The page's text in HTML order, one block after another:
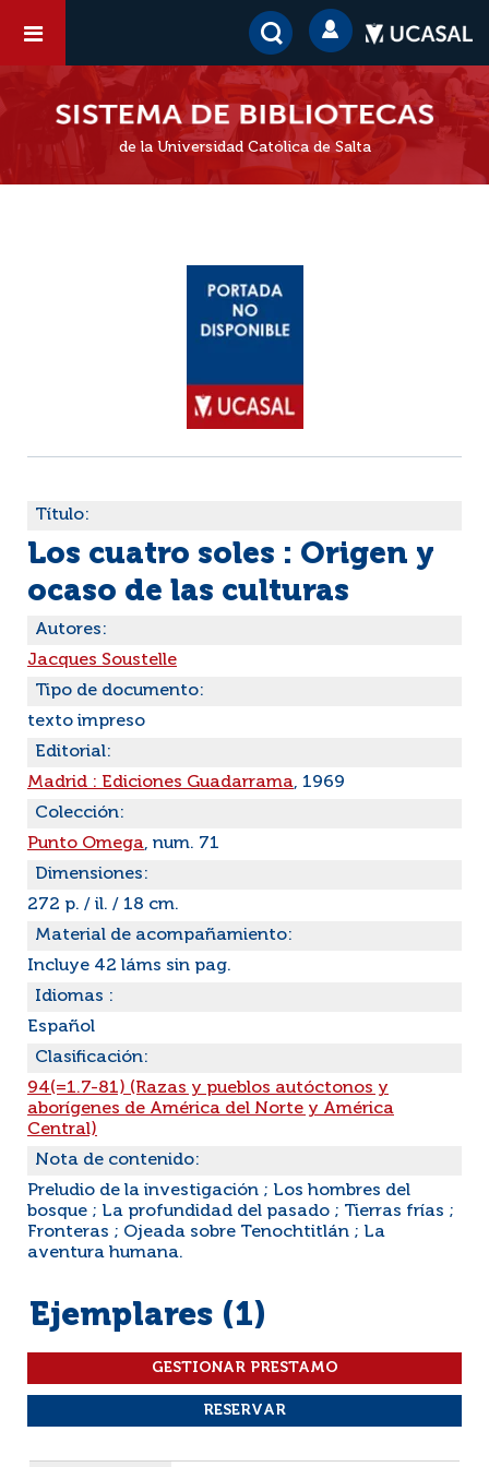
de la Universidad Católica de Salta
Título:
Los cuatro soles : Origen y
ocaso de las culturas
Autores:
Jacques Soustelle
Tipo de documento:
texto impreso
Editorial:
Madrid : Ediciones Guadarrama, 1969
Colección:
Punto Omega, num. 71
Dimensiones:
272 p. / il. / 18 cm.
Material de acompañamiento:
Incluye 42 láms sin pag.
Idiomas :
Español
Clasificación:
94(=1.7-81) (Razas y pueblos autóctonos y
aborígenes de América del Norte y América
Central)
Nota de contenido:
Preludio de la investigación ; Los hombres del
bosque ; La profundidad del pasado ; Tierras frías ;
Fronteras ; Ojeada sobre Tenochtitlán ; La
aventura humana.
Ejemplares (1)